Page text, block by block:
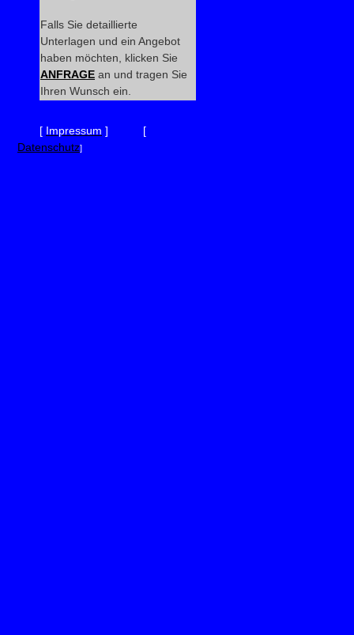
Falls Sie detaillierte
Unterlagen und ein Angebot
haben möchten, klicken Sie
ANFRAGE an und tragen Sie
Ihren Wunsch ein.
[ Impressum ] [
Datenschutz]